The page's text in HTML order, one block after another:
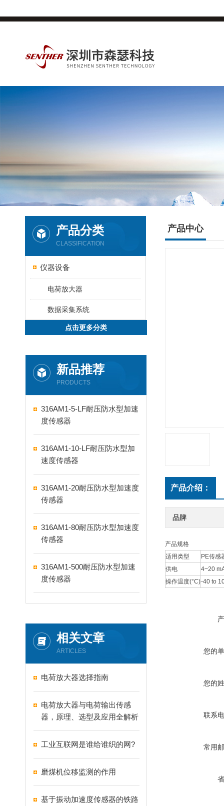
产品分类
CLASSIFICATION
仪器设备
电荷放大器
数据采集系统
点击更多分类
新品推荐
PRODUCTS
316AM1-5-LF耐压防水型加速
度传感器
316AM1-10-LF耐压防水型加
速度传感器
316AM1-20耐压防水型加速度
传感器
316AM1-80耐压防水型加速度
传感器
316AM1-500耐压防水型加速
度传感器
相关文章
ARTICLES
电荷放大器选择指南
电荷放大器与电荷输出传感
器，原理、选型及应用全解析
工业互联网是谁给谁织的网?
磨煤机位移监测的作用
基于振动加速度传感器的铁路
产品中心
产品介绍：
品牌
产品规格
适用类型
PE传感
供电
4~20
操作温度(°C)-40 to
您的
您的
联系
常用